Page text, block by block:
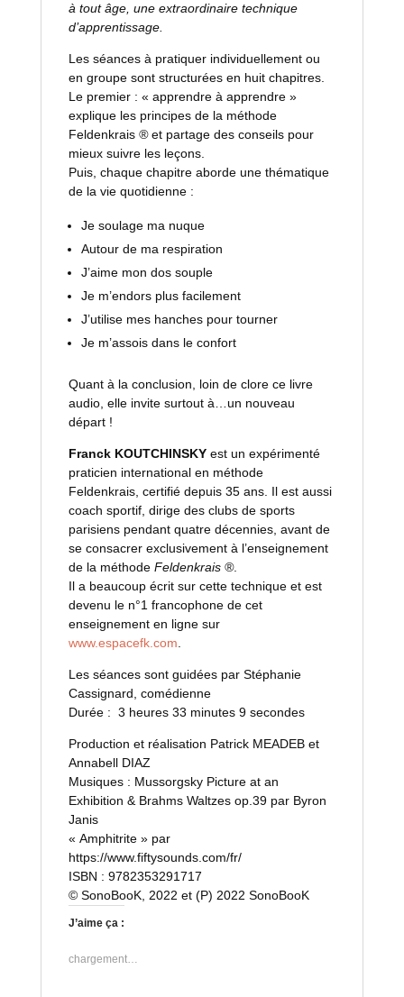
à tout âge, une extraordinaire technique
d’apprentissage.
Les séances à pratiquer individuellement ou
en groupe sont structurées en huit chapitres.
Le premier : « apprendre à apprendre »
explique les principes de la méthode
Feldenkrais ®et partage des conseils pour
mieux suivre les leçons.
Puis, chaque chapitre aborde une thématique
de la vie quotidienne :
Je soulage ma nuque
Autour de ma respiration
J’aime mon dos souple
Je m’endors plus facilement
J’utilise mes hanches pour tourner
Je m’assois dans le confort
Quant à la conclusion, loin de clore ce livre
audio, elle invite surtout à…un nouveau
départ !
Franck KOUTCHINSKYest un expérimenté
praticien international en méthode
Feldenkrais, certifié depuis 35 ans. Il est aussi
coach sportif, dirige des clubs de sports
parisiens pendant quatre décennies, avant de
se consacrer exclusivement à l’enseignement
de la méthode Feldenkrais ®.
Il a beaucoup écrit sur cette technique et est
devenu le n°1 francophone de cet
enseignement en ligne sur
www.espacefk.com
Les séances sont guidées par Stéphanie
Cassignard, comédienne
Durée : 3 heures 33 minutes 9 secondes
Production et réalisation Patrick MEADEB et
Annabell DIAZ
Musiques : Mussorgsky Picture at an
Exhibition & Brahms Waltzes op.39 par Byron
Janis
« Amphitrite » par
https://www.fiftysounds.com/fr/
ISBN : 9782353291717
© SonoBooK, 2022 et (P) 2022 SonoBooK
J’aime ça :
chargement…